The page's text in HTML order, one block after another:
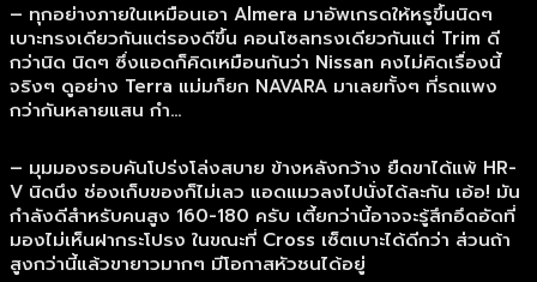
– ทุกอย่างภายในเหมือนเอา Almera มาอัพเกรดให้หรูขึ้นนิดๆ
เบาะทรงเดียวกันแต่รองดีขึ้น คอนโซลทรงเดียวกันแต่ Trim ดี
กว่านิด นิดๆ ซึ่งแอดก็คิดเหมือนกันว่า Nissan คงไม่คิดเรื่องนี้
จริงๆ ดูอย่าง Terra แม่มก็ยก NAVARA มาเลยทั้งๆ ที่รถแพง
กว่ากันหลายแสน กำ…
– มุมมองรอบคันโปร่งโล่งสบาย ข้างหลังกว้าง ยืดขาได้แพ้ HR-
V นิดนึง ช่องเก็บของก็ไม่เลว แอดแมวลงไปนั่งได้ละกัน เอ้อ! มัน
กำลังดีสำหรับคนสูง 160-180 ครับ เตี้ยกว่านี้อาจจะรู้สึกอึดอัดที่
มองไม่เห็นฝากระโปรง ในขณะที่ Cross เซ็ตเบาะได้ดีกว่า ส่วนถ้า
สูงกว่านี้แล้วขายาวมากๆ มีโอกาสหัวชนได้อยู่